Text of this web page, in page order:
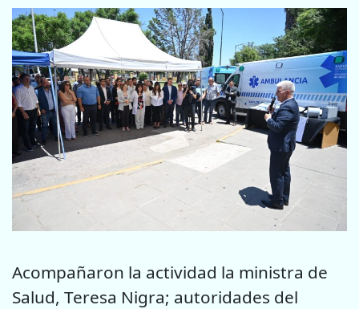
Acompañaron la actividad la ministra de
Salud, Teresa Nigra; autoridades del